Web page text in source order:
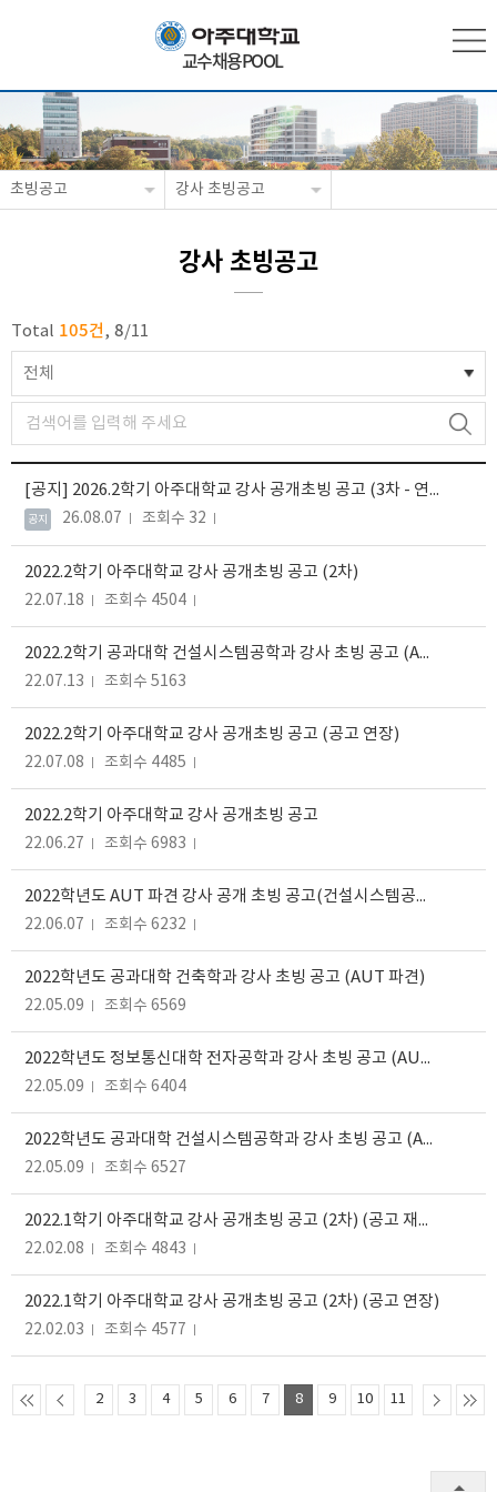
교수채용POOL
초빙공고 강사 초빙공고
강사 초빙공고
Total 105건, 8/11
전체
[공지] 2026.2학기 아주대학교 강사 공개초빙 공고 (3차 - 연장 공고)
공지 26.08.07 조회수 32
2022.2학기 아주대학교 강사 공개초빙 공고 (2차)
22.07.18 조회수 4504
2022.2학기 공과대학 건설시스템공학과 강사 초빙 공고 (AUT 파견)
22.07.13 조회수 5163
2022.2학기 아주대학교 강사 공개초빙 공고 (공고 연장)
22.07.08 조회수 4485
2022.2학기 아주대학교 강사 공개초빙 공고
22.06.27 조회수 6983
2022학년도 AUT 파견 강사 공개 초빙 공고(건설시스템공학과/건축학과/전자공학과) (연장공고)
22.06.07 조회수 6232
2022학년도 공과대학 건축학과 강사 초빙 공고 (AUT 파견)
22.05.09 조회수 6569
2022학년도 정보통신대학 전자공학과 강사 초빙 공고 (AUT 파견)
22.05.09 조회수 6404
2022학년도 공과대학 건설시스템공학과 강사 초빙 공고 (AUT 파견)
22.05.09 조회수 6527
2022.1학기 아주대학교 강사 공개초빙 공고 (2차) (공고 재연장)
22.02.08 조회수 4843
2022.1학기 아주대학교 강사 공개초빙 공고 (2차) (공고 연장)
22.02.03 조회수 4577
2 3 4 5 6 7 8 9 10 11